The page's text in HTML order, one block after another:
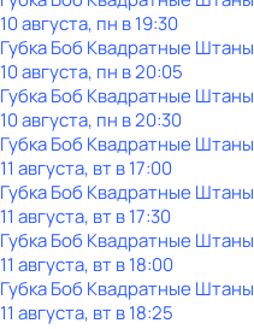
10 августа, пн в 19:30
Губка Боб Квадратные Штаны
10 августа, пн в 20:05
Губка Боб Квадратные Штаны
10 августа, пн в 20:30
Губка Боб Квадратные Штаны
11 августа, вт в 17:00
Губка Боб Квадратные Штаны
11 августа, вт в 17:30
Губка Боб Квадратные Штаны
11 августа, вт в 18:00
Губка Боб Квадратные Штаны
11 августа, вт в 18:25